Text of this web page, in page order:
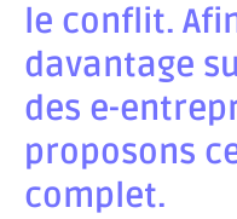
le conflit.
davantage
des e-
proposons
complet.